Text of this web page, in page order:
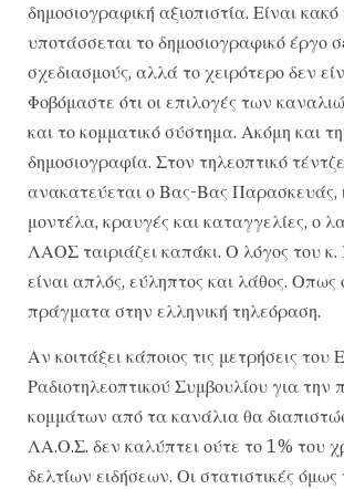
δημοσιογραφική αξιοπιστία. Είναι
υποτάσσεται το δημοσιογραφικό έργο
σχεδιασμούς, αλλά το χειρότερο δεν
Φοβόμαστε ότι οι επιλογές των
και το κομματικό σύστημα. Ακόμη και τη
δημοσιογραφία. Στον τηλεοπτικό
ανακατεύεται ο Βας-Βας Παρασκευάς,
μοντέλα, κραυγές και καταγγελίες, ο
ΛΑΟΣ ταιριάζει καπάκι. Ο λόγος του
είναι απλός, εύληπτος και λάθος. Οπως
πράγματα στην ελληνική τηλεόραση.
Αν κοιτάξει κάποιος τις μετρήσεις του
Ραδιοτηλεοπτικού Συμβουλίου για την
κομμάτων από τα κανάλια θα
ΛΑ.Ο.Σ. δεν καλύπτει ούτε το 1% του
δελτίων ειδήσεων. Οι στατιστικές